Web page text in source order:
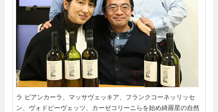
ラ ビアンカーラ、マッサヴェッキア、フランクコーネッリッセ
ン、ヴォドピーヴェッツ、カーゼコリーニらを始め綺羅星の自然